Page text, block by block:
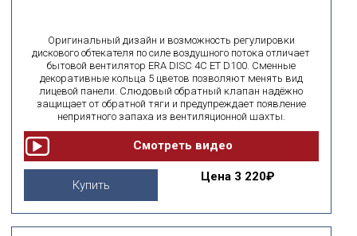
Оригинальный дизайн и возможность регулировки
дискового обтекателя по силе воздушного потока отличает
бытовой вентилятор ERA DISC 4C ET D100. Сменные
декоративные кольца 5 цветов позволяют менять вид
лицевой панели. Слюдовый обратный клапан надёжно
защищает от обратной тяги и предупреждает появление
неприятного запаха из вентиляционной шахты.
Купить
Цена 3 220₽